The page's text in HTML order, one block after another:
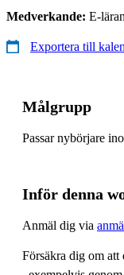
Medverkande: E-
Exportera till
Målgrupp
Passar nybörjare
Inför denna
Anmäl dig via
Försäkra dig om